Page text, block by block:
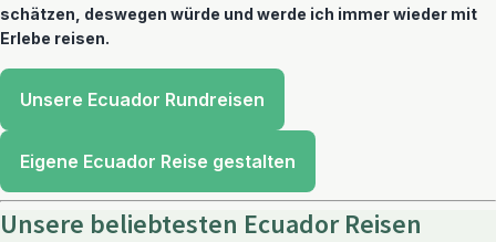
schätzen, deswegen würde und werde ich immer wieder mit
Erlebe reisen.
Unsere Ecuador Rundreisen
Eigene Ecuador Reise gestalten
Unsere beliebtesten Ecuador Reisen